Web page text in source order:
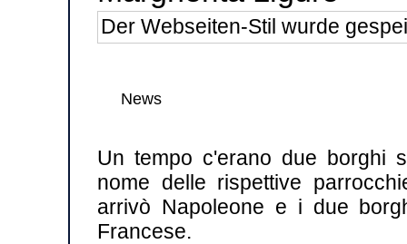
Der Webseiten-Stil wurde
News
Un tempo c'erano due borghi
nome delle rispettive
arrivò Napoleone e i due
Francese.